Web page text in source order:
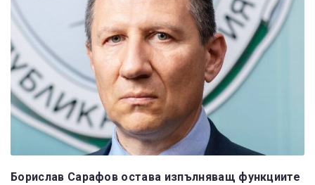
Борислав Сарафов остава изпълняващ функциите